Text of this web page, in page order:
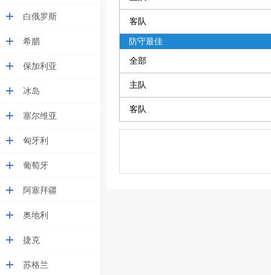
白俄罗斯
希腊
保加利亚
冰岛
塞尔维亚
匈牙利
葡萄牙
阿塞拜疆
奥地利
捷克
苏格兰
客队
防守最佳
全部
主队
客队